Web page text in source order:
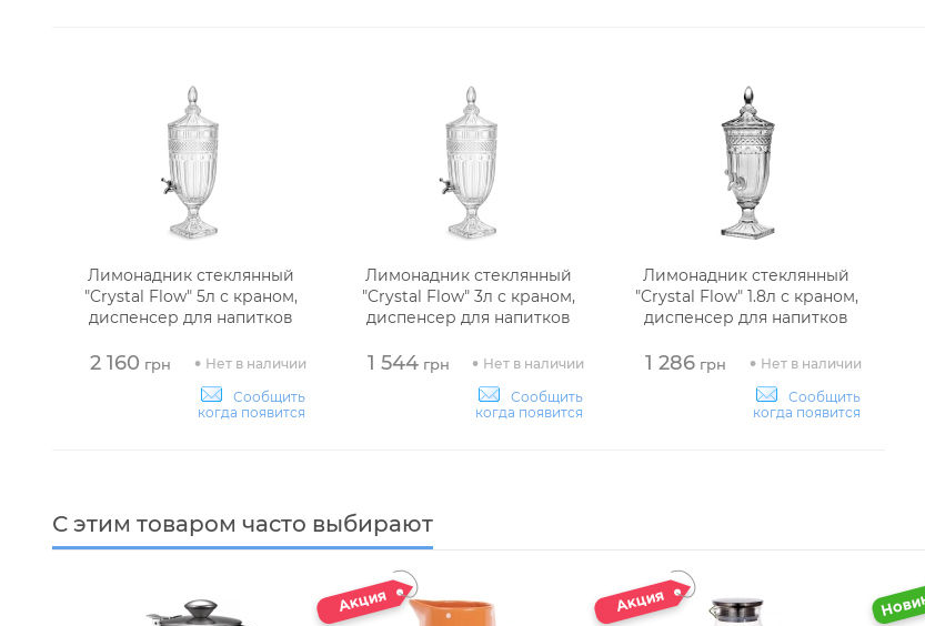
Лимонадник стеклянный
"Crystal Flow" 5л с краном,
диспенсер для напитков
2 160 грн
Нет в наличии
Сообщить
когда появится
Лимонадник стеклянный
"Crystal Flow" 3л с краном,
диспенсер для напитков
1 544грн
Нет в наличии
Сообщить
когда появится
Лимонадник стеклянный
"Crystal Flow" 1.8л с краном,
диспенсер для напитков
1 286 грн
Нет в наличии
Сообщить
когда появится
С этим товаром часто выбирают